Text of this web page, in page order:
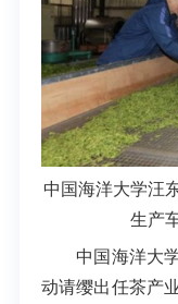
中国海洋大学汪
生产
中国海洋大学
动请缨出任茶产